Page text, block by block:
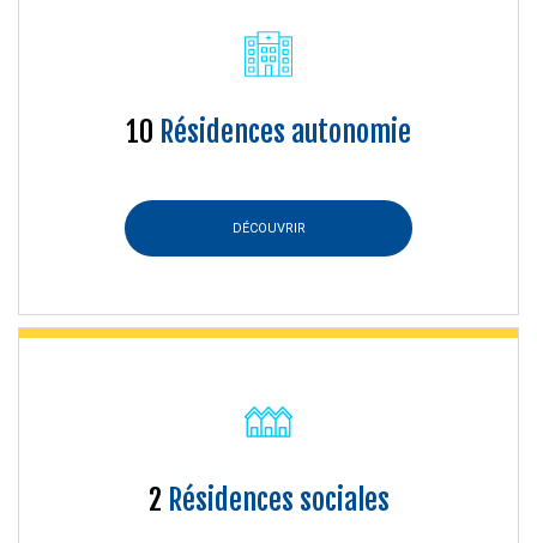
10 Résidences autonomie
DÉCOUVRIR
2 Résidences sociales